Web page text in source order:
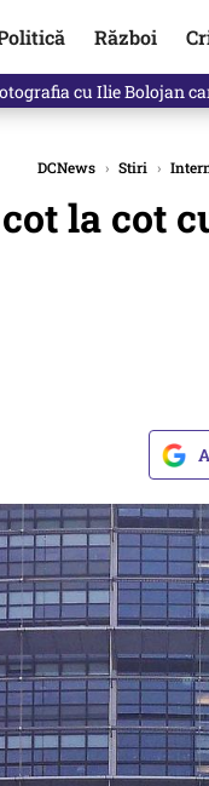
Război
neștiute despre
DCNews › Stiri ›
la cot